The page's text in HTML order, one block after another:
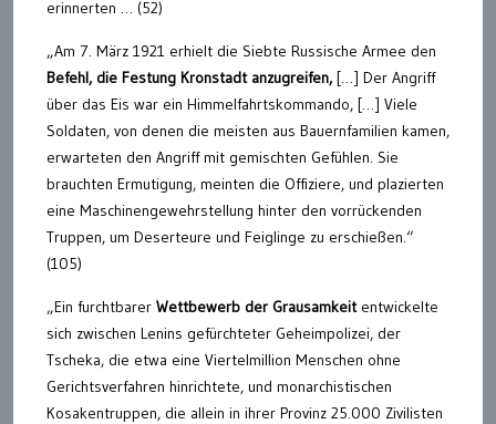
erinnerten … (52)
„Am 7. März 1921 erhielt die Siebte Russische Armee den
Befehl, die Festung Kronstadt anzugreifen,[…] Der Angriff
über das Eis war ein Himmelfahrtskommando, […] Viele
Soldaten, von denen die meisten aus Bauernfamilien kamen,
erwarteten den Angriff mit gemischten Gefühlen. Sie
brauchten Ermutigung, meinten die Offiziere, und plazierten
eine Maschinengewehrstellung hinter den vorrückenden
Truppen, um Deserteure und Feiglinge zu erschießen.“
(105)
„Ein furchtbarer Wettbewerb der Grausamkeitentwickelte
sich zwischen Lenins gefürchteter Geheimpolizei, der
Tscheka, die etwa eine Viertelmillion Menschen ohne
Gerichtsverfahren hinrichtete, und monarchistischen
Kosakentruppen, die allein in ihrer Provinz 25.000 Zivilisten